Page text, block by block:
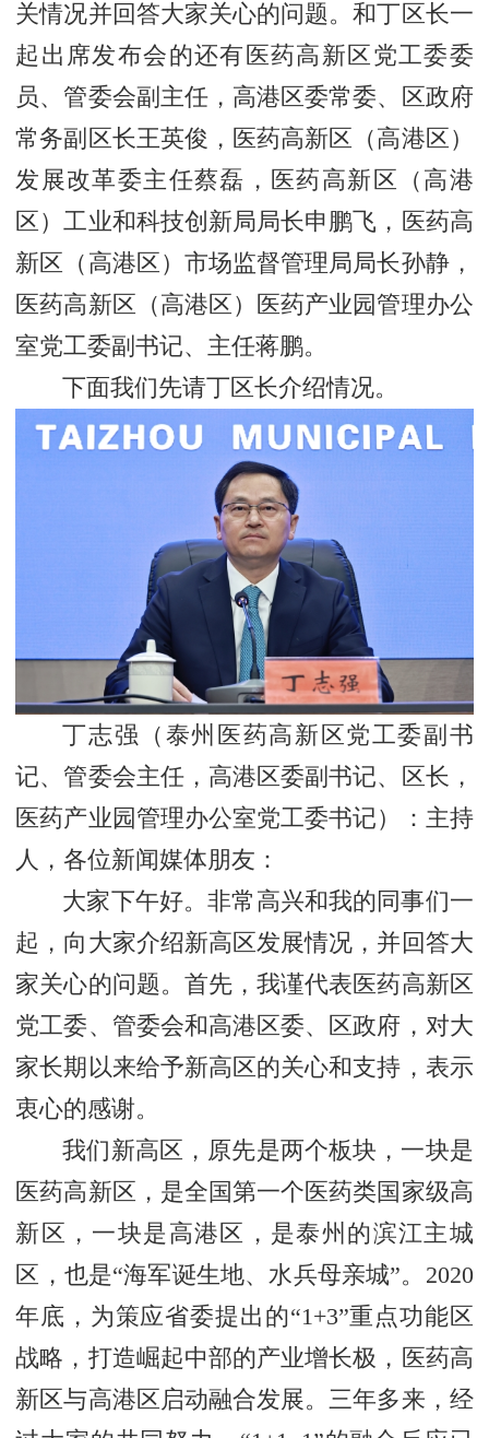
关情况并回答大家关心的问题。和丁区长一
起出席发布会的还有医药高新区党工委委
员、管委会副主任，高港区委常委、区政府
常务副区长王英俊，医药高新区（高港区）
发展改革委主任蔡磊，医药高新区（高港
区）工业和科技创新局局长申鹏飞，医药高
新区（高港区）市场监督管理局局长孙静，
医药高新区（高港区）医药产业园管理办公
室党工委副书记、主任蒋鹏。
下面我们先请丁区长介绍情况。
丁志强（ 泰州医药高新区党工委副书
记、管委会主任，高港区委副书记、区长，
医药产业园管理办公室党工委书记）：主持
人，各位新闻媒体朋友：
大家下午好。非常高兴和我的同事们一
起，向大家介绍新高区发展情况，并回答大
家关心的问题。首先，我谨代表医药高新区
党工委、管委会和高港区委、区政府，对大
家长期以来给予新高区的关心和支持，表示
衷心的感谢。
我们新高区，原先是两个板块，一块是
医药高新区，是全国第一个医药类国家级高
新区，一块是高港区，是泰州的滨江主城
区，也是“海军诞生地、水兵母亲城”。2020
年底，为策应省委提出的“1+3”重点功能区
战略，打造崛起中部的产业增长极，医药高
新区与高港区启动融合发展。三年多来，经